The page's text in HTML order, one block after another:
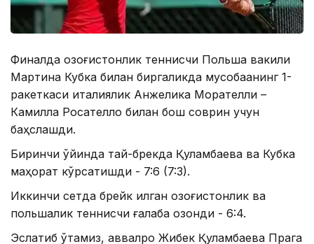
Финалда қозоғистонлик теннисчи Польша вакили
Мартина Кубка билан биргаликда мусобақанинг 1-
ракеткаси италиялик Анжелика Морателли –
Камилла Росателло билан бош соврин учун
баҳслашди.
Биринчи ўйинда тай-брекда Қуламбаева ва Кубка
маҳорат кўрсатишди - 7:6 (7:3).
Иккинчи сетда брейк қилган қозоғистонлик ва
польшалик теннисчи ғалаба қозонди - 6:4.
Эслатиб ўтамиз, аввалроқ Жибек Қуламбаева Прага